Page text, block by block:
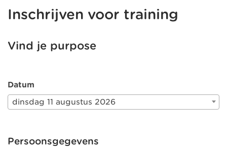
Inschrijven voor training
Vind je purpose
Datum
dinsdag 11 augustus 2026
Persoonsgegevens